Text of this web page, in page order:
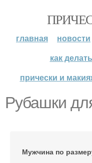
главная новости
как
прически и
Рубашки
Мужчина по